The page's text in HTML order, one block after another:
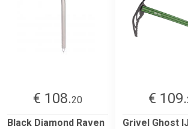
€ 108.20
Black Diamond Raven
€ 109.
Grivel Ghost